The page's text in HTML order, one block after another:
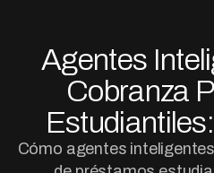
Agentes
Cobranza
Cómo agentes